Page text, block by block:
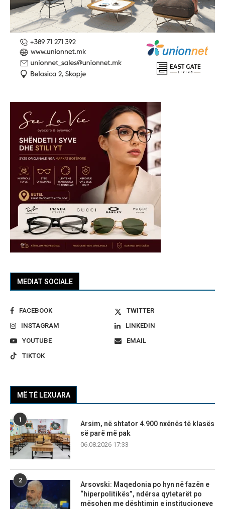
MEDIAT SOCIALE
FACEBOOK
TWITTER
INSTAGRAM
LINKEDIN
YOUTUBE
EMAIL
TIKTOK
MË TË LEXUARA
1
Arsim, në shtator 4.900 nxënës të klasës
së parë më pak
06.08.2026 17:33
2
Arsovski: Maqedonia po hyn në fazën e
“hiperpolitikës”, ndërsa qytetarët po
mësohen me dështimin e institucioneve